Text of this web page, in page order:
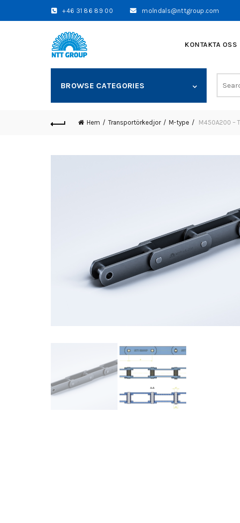
+46 31 86 89 00 molndals@nttgroup.com
KONTAKTA OSS
BROWSE CATEGORIES
for:
Hem Transportörkedjor M-type M450A200 –